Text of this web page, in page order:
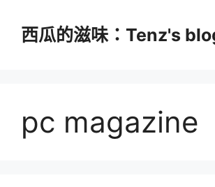
西瓜的滋味：Tenz's
pc magazine